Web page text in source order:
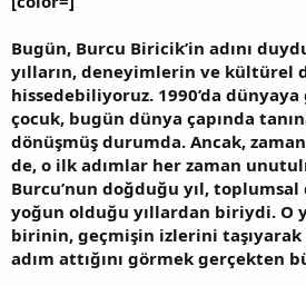
Bugün, Burcu Biricik’in adını
yılların, deneyimlerin ve kültürel
hissedebiliyoruz. 1990’da
çocuk, bugün dünya çapında
dönüşmüş durumda. Ancak,
de, o ilk adımlar her zaman
Burcu’nun doğduğu yıl,
yoğun olduğu yıllardan biriydi. O
birinin, geçmişin izlerini taşıyarak
adım attığını görmek gerçekten